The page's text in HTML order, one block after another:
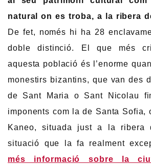
natural on es troba, a la ribera
De fet, només hi ha 28
doble distinció. El que més
aquesta població és l’enorme
monestirs bizantins, que van des
de Sant Maria o Sant Nicolau
imponents com la de Santa Sofia,
Kaneo, situada just a la ribera
situació que la fa realment
més informació sobre la